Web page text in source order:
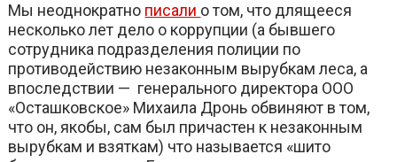
Мы неоднократно писали о том, что длящееся
несколько лет дело о коррупции (а бывшего
сотрудника подразделения полиции по
противодействию незаконным вырубкам леса, а
впоследствии — генерального директора ООО
«Осташковское» Михаила Дронь обвиняют в том,
что он, якобы, сам был причастен к незаконным
вырубкам и взяткам) что называется «шито